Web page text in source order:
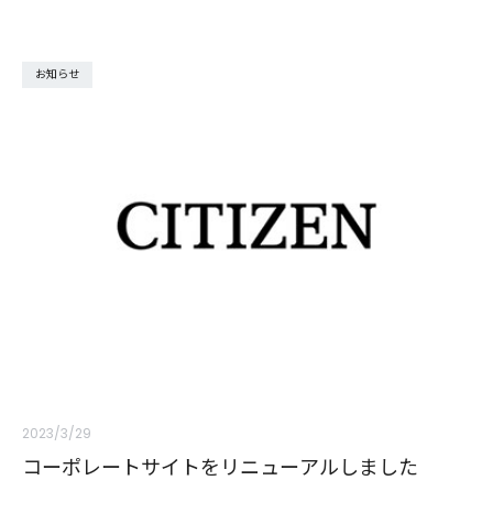
お知らせ
2023/3/29
コーポレートサイトをリニューアルしました